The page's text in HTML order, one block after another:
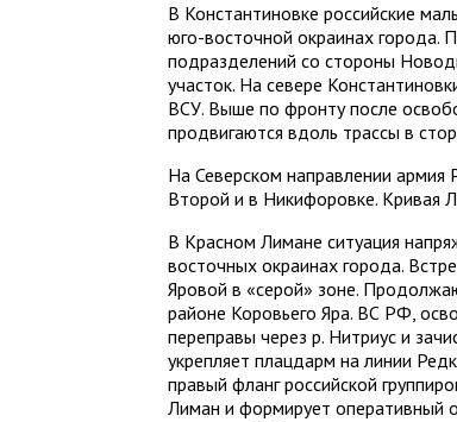
В Константиновке российские
юго-восточной окраинах города.
подразделений со стороны
участок. На севере
ВСУ. Выше по фронту после
продвигаются вдоль трассы в
На Северском направлении армия
Второй и в Никифоровке. Кривая
В Красном Лимане ситуация
восточных окраинах города.
Яровой в «серой» зоне.
районе Коровьего Яра. ВС РФ,
переправы через р. Нитриус и
укрепляет плацдарм на линии
правый фланг российской
Лиман и формирует оперативный